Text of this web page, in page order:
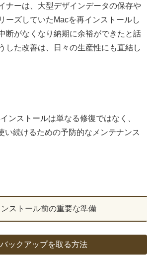
ナーは、大型デザインデータの保存や
ーズしていたMacを再インストールし
断がなくなり納期に余裕ができたと話
した改善は、日々の生産性にも直結し
ンストールは単なる修復ではなく、
い続けるための予防的なメンテナンス
ストール前の重要な準備
ックアップを取る方法